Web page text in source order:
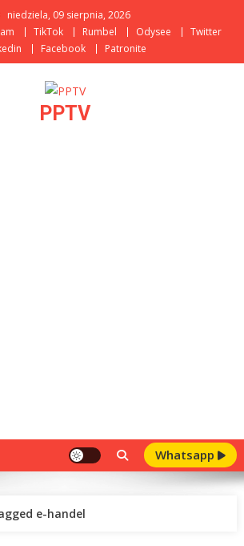
niedziela, 09 sierpnia, 2026
TikTok Rumbel Odysee
Twitter
Facebook Patronite
PPTV
Whatsapp
e-handel